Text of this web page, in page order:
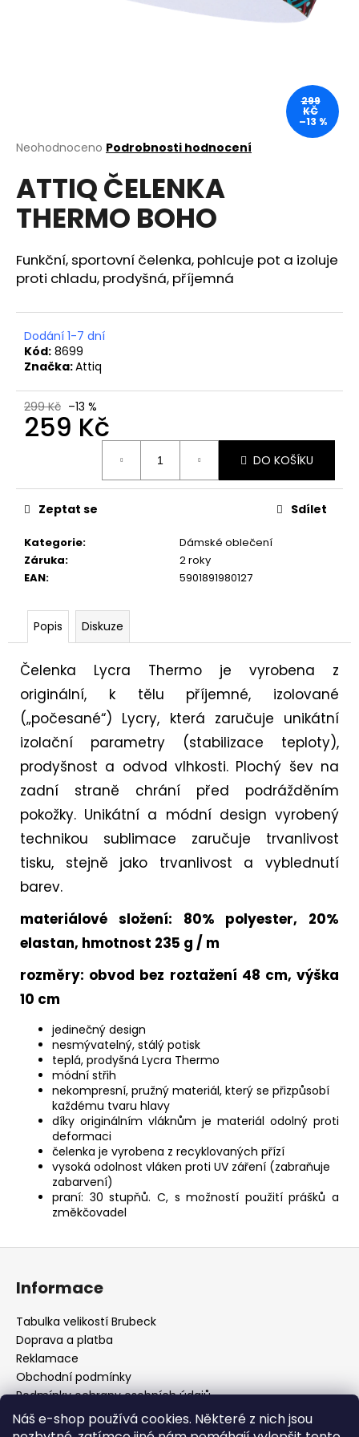
Náš e-shop používá cookies. Některé z nich jsou
Průměrné
produktu
je
0,0
hvězdiček.
Neohodnoceno Podrobnosti hodnocení
ATTIQ ČELENKA
THERMO BOHO
Funkční, sportovní čelenka, pohlcuje pot a izoluje
proti chladu, prodyšná, příjemná
Dodání 1-7 dní
Kód: 8699
Značka:Attiq
299 Kč –13 %
259 Kč
DO KOŠÍKU
Kategorie:
Dámské oblečení
Záruka:
2 roky
EAN: 5901891980127
Zeptat se Sdílet
299
KČ
–13 %
Popis Diskuze
Čelenka Lycra Thermo je vyrobena z
originální, k tělu příjemné, izolované
(„počesané“) Lycry, která zaručuje unikátní
izolační parametry (stabilizace teploty),
prodyšnost a odvod vlhkosti. Plochý šev na
zadní straně chrání před podrážděním
pokožky. Unikátní a módní design vyrobený
technikou sublimace zaručuje trvanlivost
tisku, stejně jako trvanlivost a vyblednutí
barev.
materiálové složení: 80% polyester, 20%
elastan, hmotnost 235 g / m
rozměry: obvod bez roztažení 48 cm, výška
10 cm
jedinečný design
nesmývatelný, stálý potisk
teplá, prodyšná Lycra Thermo
módní střih
nekompresní, pružný materiál, který se přizpůsobí
každému tvaru hlavy
díky originálním vláknům je materiál odolný proti
deformaci
čelenka je vyrobena z recyklovaných přízí
vysoká odolnost vláken proti UV záření (zabraňuje
zabarvení)
praní: 30 stupňů. C, s možností použití prášků a
změkčovadel
HLEDAT
D
o
p
o
u
č
j
e
m
PÁNSKÉ
BAREFOOT
MERINO
MODRÉ
SH5003
999
Původně:
299
Informace
Tabulka velikostí Brubeck
Doprava a platba
Reklamace
Obchodní podmínky
Podmínky ochrany osobních údajů
Odstoupení od smlouvy
Cookies